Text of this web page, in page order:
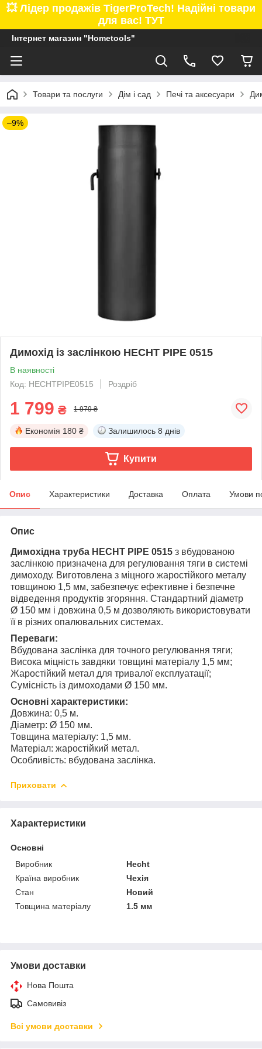
💥 Лідер продажів TigerProTech! Надійні товари
для вас! ТУТ
Інтернет магазин "Hometools"
Товари та послуги Дім і сад Печі та аксесуари
–9%
Димохід із заслінкою HECHT PIPE 0515
В наявності
Код: HECHTPIPE0515
Роздріб
1 799 ₴ 1 979 ₴
Економія 180 ₴ Залишилось 8 днів
Купити
Опис Характеристики Доставка Оплата Умови
Опис
Димохідна труба HECHT PIPE 0515 з вбудованою
заслінкою призначена для регулювання тяги в системі
димоходу. Виготовлена з міцного жаростійкого металу
товщиною 1,5 мм, забезпечує ефективне і безпечне
відведення продуктів згоряння. Стандартний діаметр
Ø 150 мм і довжина 0,5 м дозволяють використовувати
її в різних опалювальних системах.
Переваги:
Вбудована заслінка для точного регулювання тяги;
Висока міцність завдяки товщині матеріалу 1,5 мм;
Жаростійкий метал для тривалої експлуатації;
Сумісність із димоходами Ø 150 мм.
Основні характеристики:
Довжина: 0,5 м.
Діаметр: Ø 150 мм.
Товщина матеріалу: 1,5 мм.
Матеріал: жаростійкий метал.
Особливість: вбудована заслінка.
Приховати
Характеристики
Основні
Виробник
Hecht
Країна виробник
Чехія
Стан
Новий
Товщина матеріалу
1.5 мм
Умови доставки
Нова Пошта
Самовивіз
Всі умови доставки